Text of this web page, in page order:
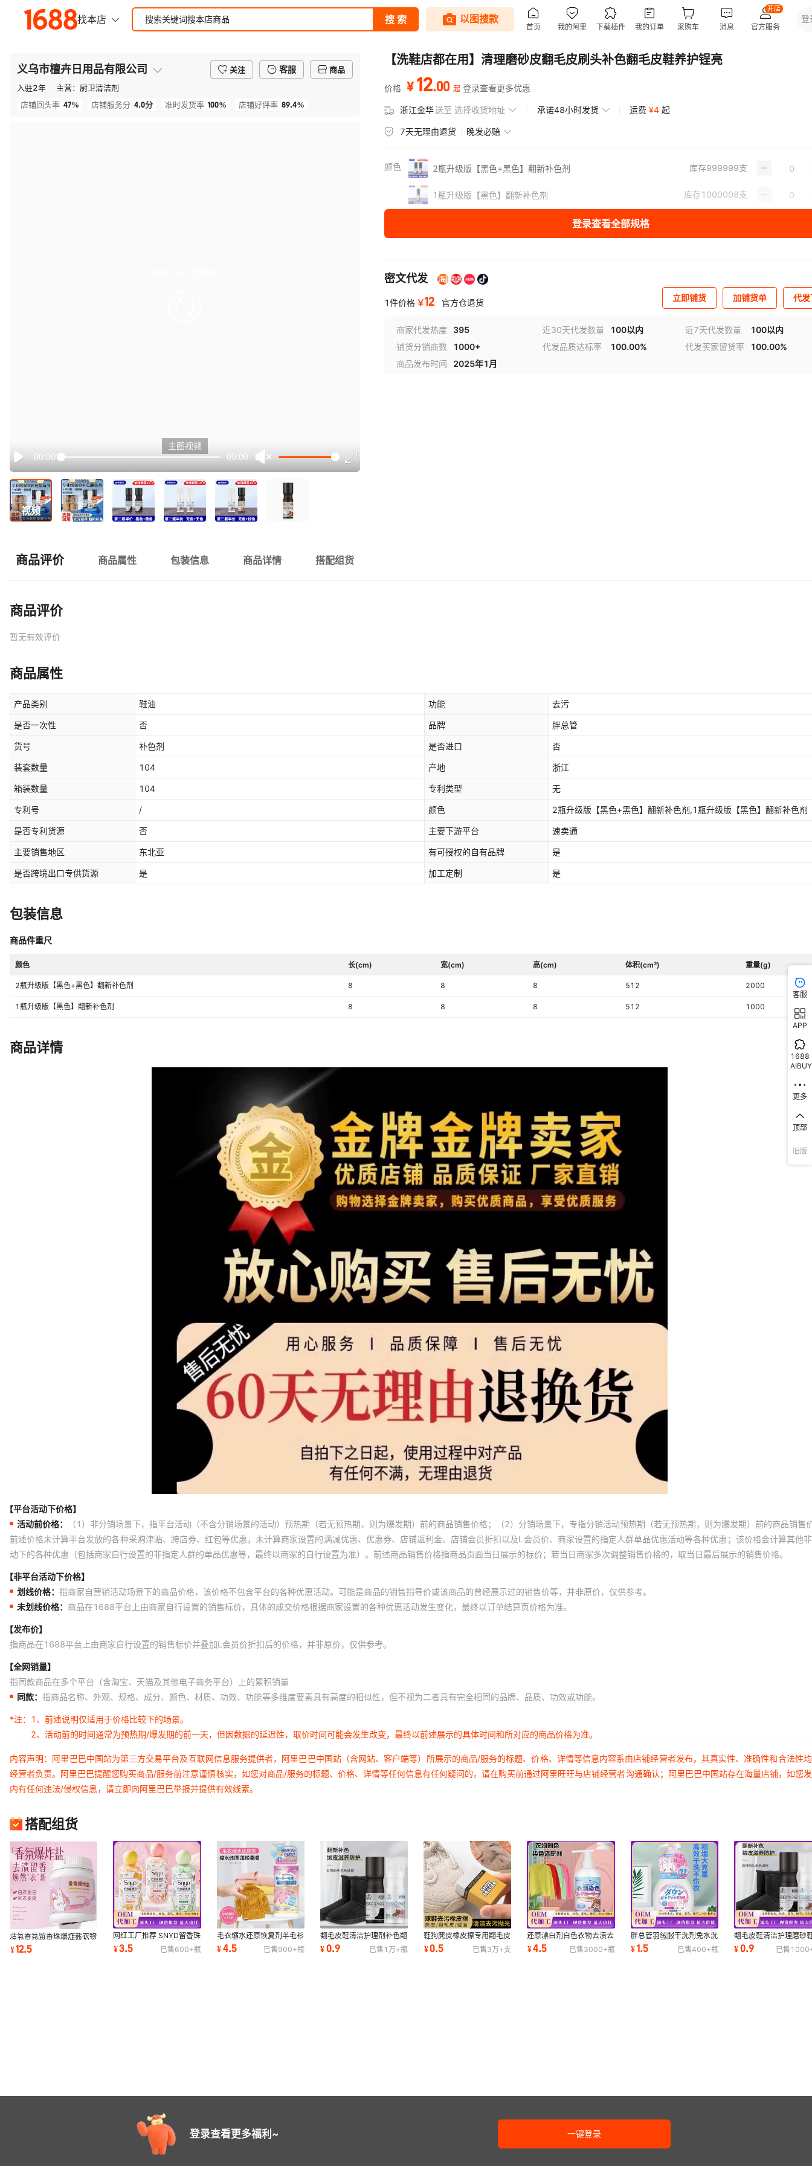
义乌市檀卉日用品有限公司 关注 客服
商品
入驻2年 主营： 厨卫清洁剂
店铺回头率 47% 店铺服务分 4.0分 准时发货率 100% 店铺好评率 89.4%
Play
00:00 00:00
主图视频
视频
【洗鞋店都在用】清理磨砂皮翻毛皮刷头补色翻毛皮鞋养护锃亮
价格 ¥12.00 起 登录查看更多优惠
浙江金华送至 选择收货地址 承诺48小时发货 运费 ¥4 起
7天无理由退货 晚发必赔
颜色 2瓶升级版【黑色+黑色】翻新补色剂 库存999999支
1瓶升级版【黑色】翻新补色剂 库存1000008支
登录查看全部规格
密文代发
1件价格 ￥12 官方仓退货 立即铺货 加铺货单 代
商家代发热度 395 近30天代发数量 100以内 近7天代发数量
100以内
铺货分销商数
1000+ 代发品质达标率 100.00% 代发买家留货率
100.00%
商品发布时间
2025年1月
商品评价 商品属性 包装信息 商品详情 搭配组货
商品评价
暂无有效评价
商品属性
产品类别 鞋油 功能 去污
是否一次性 否 品牌 胖总管
货号 补色剂 是否进口 否
装套数量 104 产地 浙江
箱装数量 104 专利类型 无
专利号 / 颜色 2瓶升级版【黑色+黑色】翻新补色剂,1瓶升级版【黑色】翻新补色剂
是否专利货源 否 主要下游平台 速卖通
主要销售地区 东北亚 有可授权的自有品牌 是
是否跨境出口专供货源 是 加工定制 是
包装信息
商品件重尺
颜色 长(cm) 宽(cm) 高(cm) 体积(cm³) 重量(g)
2瓶升级版【黑色+黑色】翻新补色剂 8 8 8 512 2000
1瓶升级版【黑色】翻新补色剂 8 8 8 512 1000
商品详情
【平台活动下价格】
活动前价格：
（1）非分销场景下，指平台活动（不含分销场景的活动）预热期（若无预热期，则为爆发期）前的商品销售价格；（2）分销场景下，专指分销活动预热期（若无预热期，则为爆发期）前的商品销售
前述价格未计算平台发放的各种采购津贴、跨店券、红包等优惠，未计算商家设置的满减优惠、优惠券、店铺返利金、店铺会员折扣以及L会员价、商家设置的指定人群单品优惠活动等各种优惠；该价格会计算其他
动下的各种优惠（包括商家自行设置的非指定人群的单品优惠等，最终以商家的自行设置为准）。前述商品销售价格指商品页面当日展示的标价；若当日商家多次调整销售价格的，取当日最后展示的销售价格。
【非平台活动下价格】
划线价格： 指商家自营销活动场景下的商品价格，该价格不包含平台的各种优惠活动。可能是商品的销售指导价或该商品的曾经展示过的销售价等，并非原价，仅供参考。
未划线价格： 商品在1688平台上由商家自行设置的销售标价，具体的成交价格根据商家设置的各种优惠活动发生变化，最终以订单结算页价格为准。
【发布价】
指商品在1688平台上由商家自行设置的销售标价并叠加L会员价折扣后的价格，并非原价，仅供参考。
【全网销量】
指同款商品在多个平台（含淘宝、天猫及其他电子商务平台）上的累积销量
同款： 指商品名称、外观、规格、成分、颜色、材质、功效、功能等多维度要素具有高度的相似性，但不视为二者具有完全相同的品牌、品质、功效或功能。
*注：
1、前述说明仅适用于价格比较下的场景。
2、活动前的时间通常为预热期/爆发期的前一天，但因数据的延迟性，取价时间可能会发生改变，最终以前述展示的具体时间和所对应的商品价格为准。
内容声明：阿里巴巴中国站为第三方交易平台及互联网信息服务提供者，阿里巴巴中国站（含网站、客户端等）所展示的商品/服务的标题、价格、详情等信息内容系由店铺经营者发布，其真实性、准确性和合法性
经营者负责。阿里巴巴提醒您购买商品/服务前注意谨慎核实，如您对商品/服务的标题、价格、详情等任何信息有任何疑问的，请在购买前通过阿里旺旺与店铺经营者沟通确认；阿里巴巴中国站存在海量店铺，如您
内有任何违法/侵权信息，请立即向阿里巴巴举报并提供有效线索。
搭配组货
活氧香氛留香珠爆炸盐衣物
祛黄斑祛渍家用彩漂粉彩衣
亮白洗衣伴侣
¥12.5
网红工厂推荐 SNYD留香珠
220g持久护衣留香洗衣柔
顺秋冬代发批发
¥3.5 已售600+瓶
毛衣缩水还原恢复剂羊毛衫
放大柔顺洗涤剂羊绒毛呢大
衣软化蓬松液
¥4.5 已售900+瓶
翻毛皮鞋清洁护理剂补色翻
新黑色磨砂鞋粉打理液反绒
面洗麂皮神器
¥0.9 已售 1万+瓶
鞋狗麂皮橡皮擦专用翻毛皮
鞋刷清洁护理鹿皮绒鞋擦鞋
神器洗衣刷鞋
¥0.5 已售3万+支
还原漂白剂白色衣物去渍去
发黄增白水粉串染色修复去
除洗衣服神器
¥4.5 已售3000+瓶
胖总管羽绒服干洗剂免水洗
白色衣物服渗透清洁去污渍
油迹神器专用
¥1.5 已售400+瓶
翻毛皮鞋清洁护理磨砂
通用黑色鞋油打理液反
面麂皮补色剂
¥0.9 已售
登录查看更多福利~ 一键登录
客服
APP
1688
AIBUY
更多
顶部
旧版